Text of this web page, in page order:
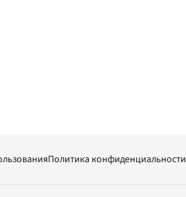
Политика конфиденциальности